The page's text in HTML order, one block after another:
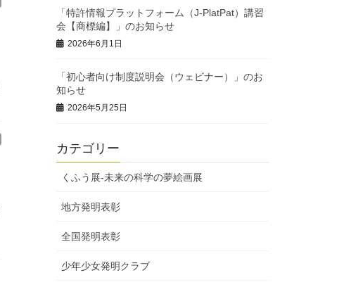
「特許情報プラットフォーム（J-PlatPat）講習
会【商標編】」のお知らせ
2026年6月1日
「初心者向け制度説明会（ウェビナー）」のお
知らせ
2026年5月25日
カテゴリー
くふう展-未来の科学の夢絵画展
地方発明表彰
全国発明表彰
少年少女発明クラブ